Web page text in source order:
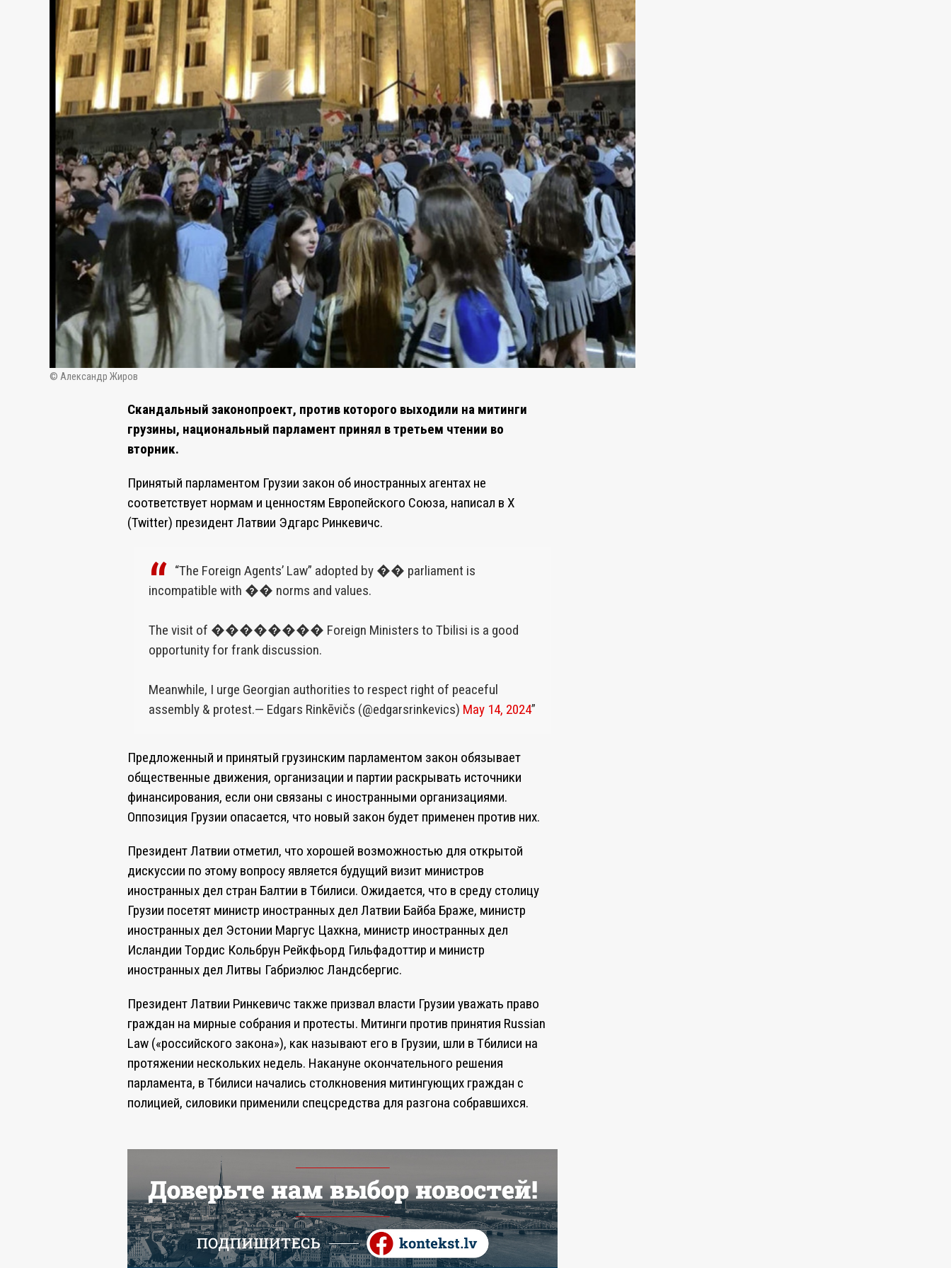
© Александр Жиров
Скандальный законопроект, против которого выходили на митинги
грузины, национальный парламент принял в третьем чтении во
вторник.
Принятый парламентом Грузии закон об иностранных агентах не
соответствует нормам и ценностям Европейского Союза, написал в X
(Twitter) президент Латвии Эдгарс Ринкевичс.
“The Foreign Agents’ Law” adopted by �� parliament is
incompatible with �� norms and values.
The visit of �������� Foreign Ministers to Tbilisi is a good
opportunity for frank discussion.
Meanwhile, I urge Georgian authorities to respect right of peaceful
assembly & protest.— Edgars Rinkēvičs (@edgarsrinkevics) May 14, 2024
Предложенный и принятый грузинским парламентом закон обязывает
общественные движения, организации и партии раскрывать источники
финансирования, если они связаны с иностранными организациями.
Оппозиция Грузии опасается, что новый закон будет применен против них.
Президент Латвии отметил, что хорошей возможностью для открытой
дискуссии по этому вопросу является будущий визит министров
иностранных дел стран Балтии в Тбилиси. Ожидается, что в среду столицу
Грузии посетят министр иностранных дел Латвии Байба Браже, министр
иностранных дел Эстонии Маргус Цахкна, министр иностранных дел
Исландии Тордис Кольбрун Рейкфьорд Гильфадоттир и министр
иностранных дел Литвы Габриэлюс Ландсбергис.
Президент Латвии Ринкевичс также призвал власти Грузии уважать право
граждан на мирные собрания и протесты. Митинги против принятия Russian
Law («российского закона»), как называют его в Грузии, шли в Тбилиси на
протяжении нескольких недель. Накануне окончательного решения
парламента, в Тбилиси начались столкновения митингующих граждан с
полицией, силовики применили спецсредства для разгона собравшихся.